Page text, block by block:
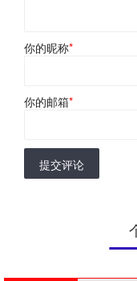
你的昵称*
你的邮箱*
提交评论